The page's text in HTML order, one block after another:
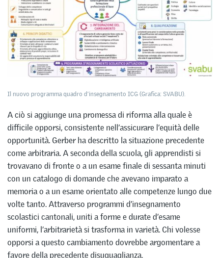
Il nuovo programma quadro d’insegnamento ICG (Grafica: SVABU).
A ciò si aggiunge una promessa di riforma alla quale è
difficile opporsi, consistente nell’assicurare l’equità delle
opportunità. Gerber ha descritto la situazione precedente
come arbitraria. A seconda della scuola, gli apprendisti si
trovavano di fronte o a un esame finale di sessanta minuti
con un catalogo di domande che avevano imparato a
memoria o a un esame orientato alle competenze lungo due
volte tanto. Attraverso programmi d’insegnamento
scolastici cantonali, uniti a forme e durate d’esame
uniformi, l’arbitrarietà si trasforma in varietà. Chi volesse
opporsi a questo cambiamento dovrebbe argomentare a
favore della precedente disuguaglianza.